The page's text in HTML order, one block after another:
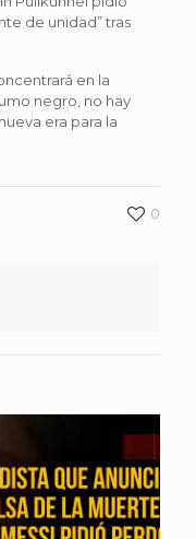
de unidad” tras
en la
negro, no hay
era para la
0